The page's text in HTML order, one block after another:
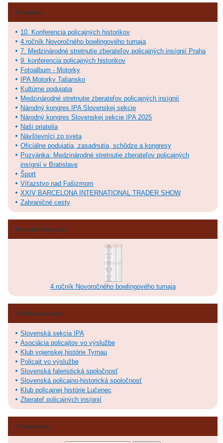
Fotoalbum
10. Konferencia policajných historikov
4.ročník Novoročného bowlingového turnaja
7. Medzinárodné stretnutie zberateľov policajných insígnií Praha
9. konferencia policajných historikov
Fotoalbum - Motorky
IPA Motorky Taliansko
Kultúrne podujatia
Medzinárodné stretnutie zberateľov policajných insígnií
Národný kongres IPA Slovenskej sekcie
Národný kongres Slovenskej sekcie IPA 2025
Naši priatelia
Návštevníci zo sveta
Oficiálne podujatia, zasadnutia, schôdze a kongresy
Pozvánka: Medzinárodné stretnutie zberateľov policajných
insígnií v Bratislave
Šport
Víťazstvo nad Fašizmom
XXIV BARCELONA INTERNATIONAL TRADER SHOW
Zahraničné cesty
Posledné fotografie
4.ročník Novoročného bowlingového turnaja
Obľúbené odkazy
Slovenská sekcia IPA
Asociácia policajtov vo výslužbe
Klub vojenskej histórie Tyrnau
Policajt vo výslužbe
Slovenská faleristická spoločnosť
Slovenská policajno-historická spoločnosť
Klub policajnej histórie Lučenec
Zberateľ policajných insígnií
Vyhľadávanie